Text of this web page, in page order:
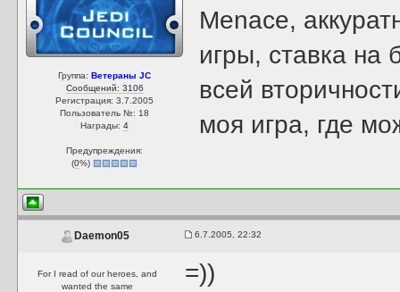
Группа:Ветераны JC
Сообщений: 3106
Регистрация: 3.7.2005
Пользователь №: 18
Награды:4
Предупреждения:
(0%)
Menace,
игры, ставка на
всей
моя игра, где
Daemon05 6.7.2005, 22:32
For I read of our heroes, and
wanted the same
=))